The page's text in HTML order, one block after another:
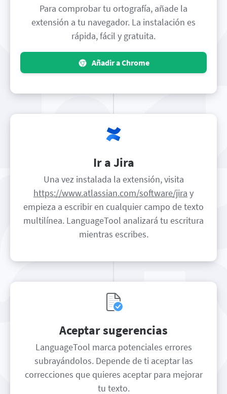
Para comprobar tu ortografía, añade la
extensión a tu navegador. La instalación es
rápida, fácil y gratuita.
Añadir a Chrome
Ir a Jira
Una vez instalada la extensión, visita
https://www.atlassian.com/software/jira y
empieza a escribir en cualquier campo de texto
multilínea. LanguageTool analizará tu escritura
mientras escribes.
Aceptar sugerencias
LanguageTool marca potenciales errores
subrayándolos. Depende de ti aceptar las
correcciones que quieres aceptar para mejorar
tu texto.